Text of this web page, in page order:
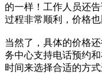
的一样！工作人员还
过程非常顺利，价格
当然了，具体的价格
务中心支持电话预约
时间来选择合适的方式